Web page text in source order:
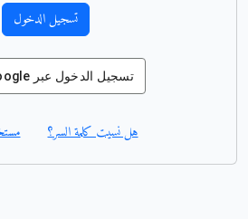
تسجيل الدخول
تسجيل الدخول عبر Google
هل نسيت كلمة السر؟